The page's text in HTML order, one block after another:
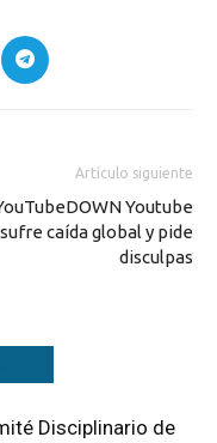
Artículo siguiente
Youtube
sufre caída global y pide
disculpas
Disciplinario de